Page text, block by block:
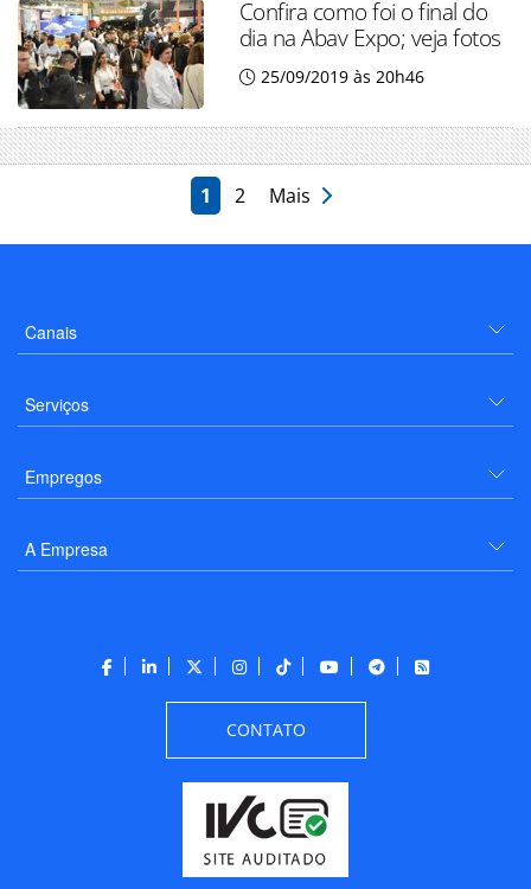
Confira como foi o final do
dia na Abav Expo; veja fotos
25/09/2019 às 20h46
1 2 Mais
Canais
Serviços
Empregos
A Empresa
CONTATO